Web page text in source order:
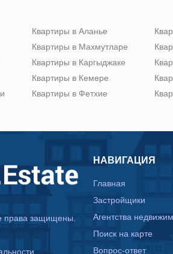
Квартиры в Аланье
Квартиры в Махмутларе
Квартиры в Каргыджаке
Квартиры в Кемере
Квартиры в Фетхие
права защищены.
НАВИГАЦИЯ
Главная
Застройщики
Агентства
Поиск на карте
Вопрос-ответ